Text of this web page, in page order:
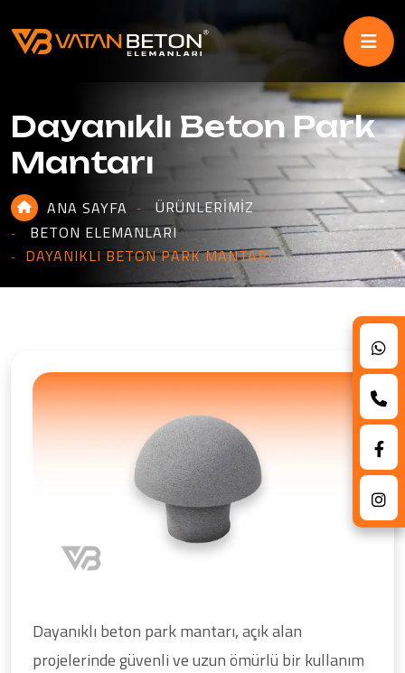
Dayanıklı Beton Park
Mantarı
ANA SAYFA
ÜRÜNLERIMIZ
BETON ELEMANLARI
DAYANIKLI BETON PARK MANTARI
Dayanıklı beton park mantarı, açık alan
projelerinde güvenli ve uzun ömürlü bir kullanım